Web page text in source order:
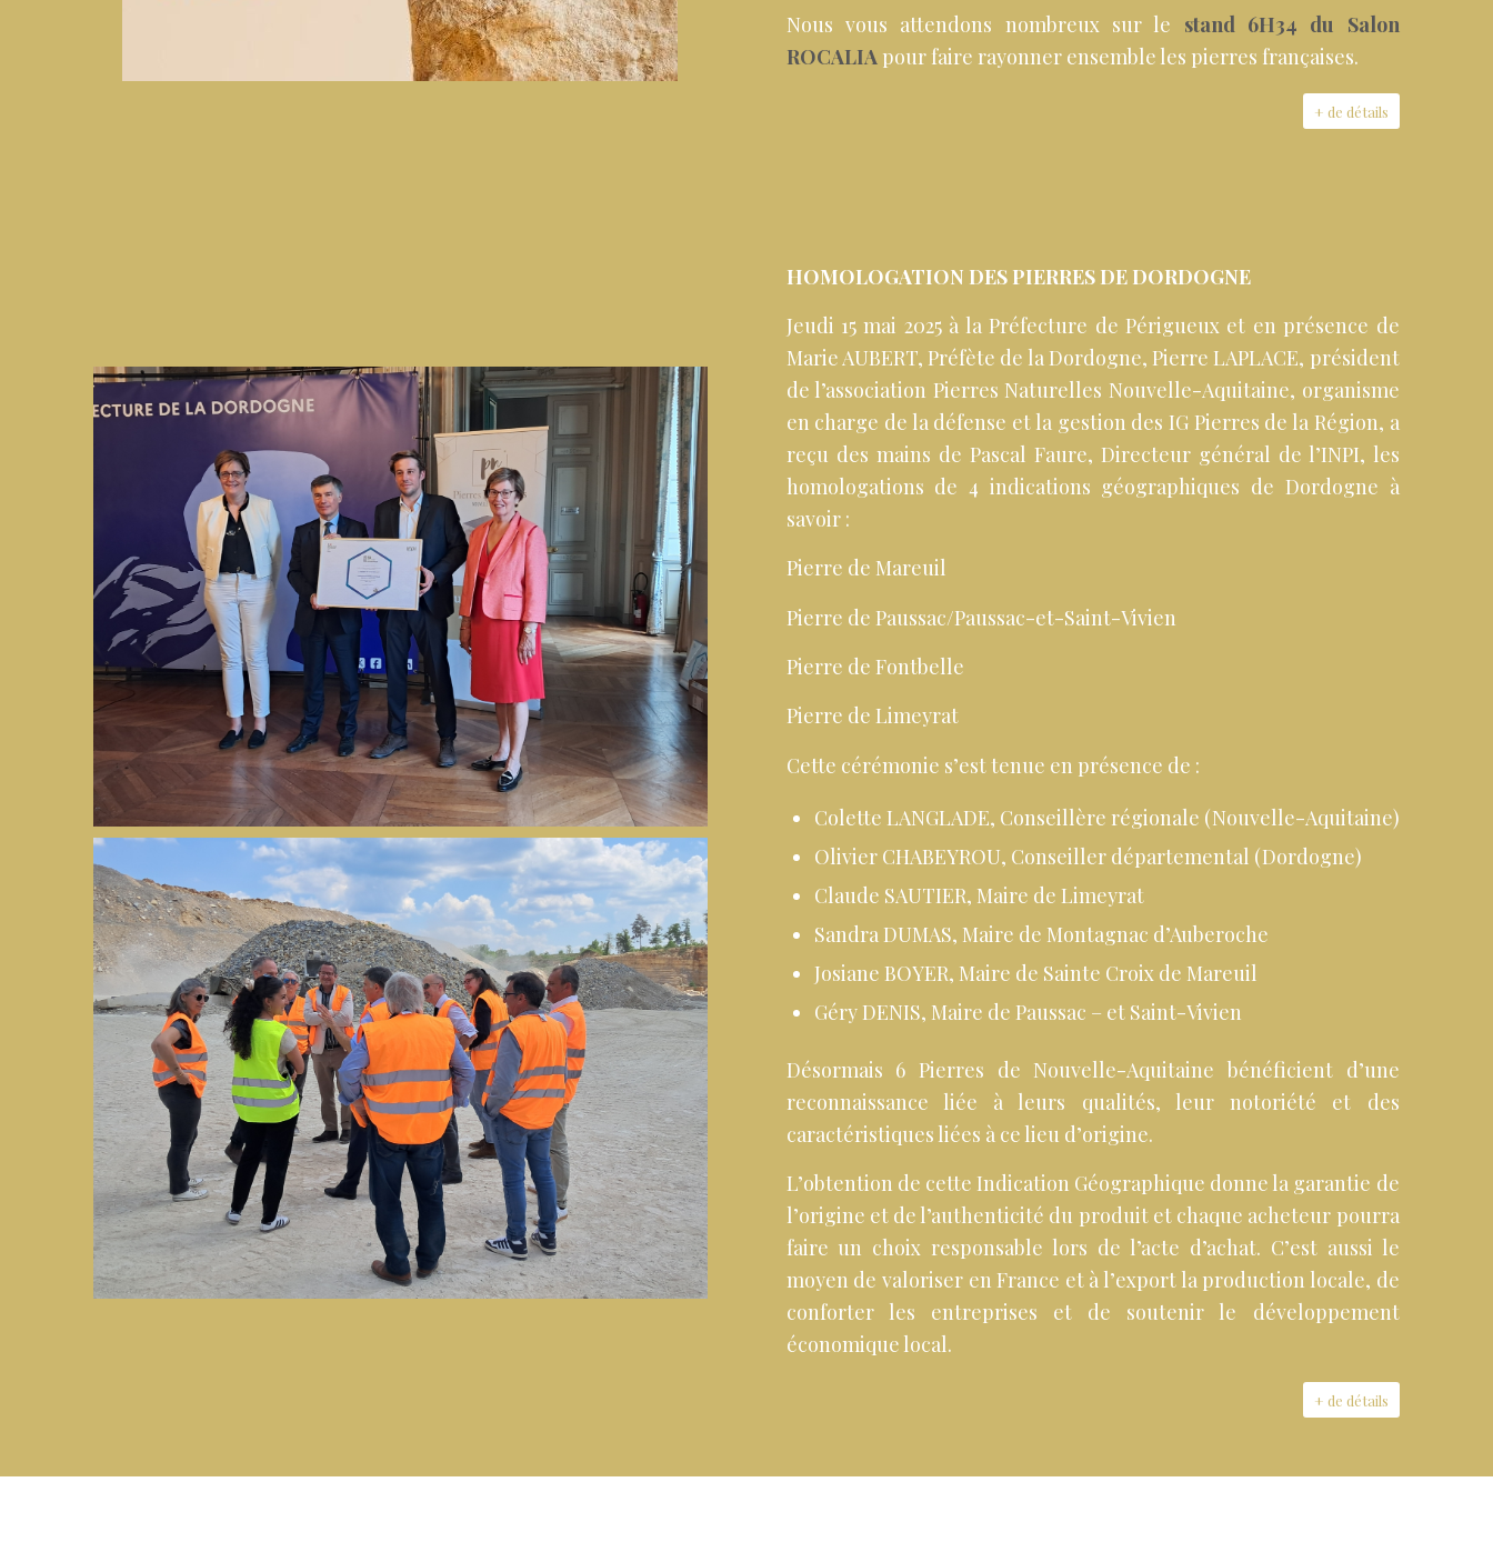
Nous vous attendons nombreux sur le stand 6H34 du Salon
ROCALIApour faire rayonner ensemble les pierres françaises.
+ de détails
HOMOLOGATION DES PIERRES DE DORDOGNE
Jeudi 15 mai 2025 à la Préfecture de Périgueux et en présence de
Marie AUBERT, Préfète de la Dordogne, Pierre LAPLACE, président
de l’association Pierres Naturelles Nouvelle-Aquitaine, organisme
en charge de la défense et la gestion des IG Pierres de la Région, a
reçu des mains de Pascal Faure, Directeur général de l’INPI, les
homologations de 4 indications géographiques de Dordogne à
savoir :
Pierre de Mareuil
Pierre de Paussac/Paussac-et-Saint-Vivien
Pierre de Fontbelle
Pierre de Limeyrat
Cette cérémonie s’est tenue en présence de :
Colette LANGLADE, Conseillère régionale (Nouvelle-Aquitaine)
Olivier CHABEYROU, Conseiller départemental (Dordogne)
Claude SAUTIER, Maire de Limeyrat
Sandra DUMAS, Maire de Montagnac d’Auberoche
Josiane BOYER, Maire de Sainte Croix de Mareuil
Géry DENIS, Maire de Paussac – et Saint-Vivien
Désormais 6 Pierres de Nouvelle-Aquitaine bénéficient d’une
reconnaissance liée à leurs qualités, leur notoriété et des
caractéristiques liées à ce lieu d’origine.
L’obtention de cette Indication Géographique donne la garantie de
l’origine et de l’authenticité du produit et chaque acheteur pourra
faire un choix responsable lors de l’acte d’achat. C’est aussi le
moyen de valoriser en France et à l’export la production locale, de
conforter les entreprises et de soutenir le développement
économique local.
+ de détails